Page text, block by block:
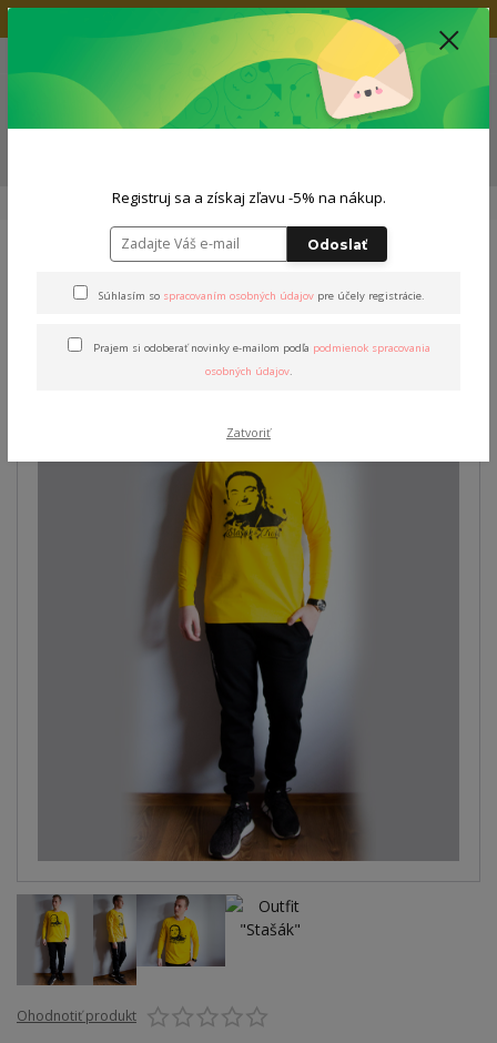
Doprava zadarmo nad 80€
0
0,00 EUR
Pánsky outfit Outfit "Stašák"
Outfit "Stašák"
Ohodnotiť produkt
Registruj sa a získaj zľavu -5% na nákup.
Odoslať
Súhlasím so spracovaním osobných údajovpre účely registrácie.
Prajem si odoberať novinky e-mailom podľa podmienok spracovania
osobných údajov.
Zatvoriť